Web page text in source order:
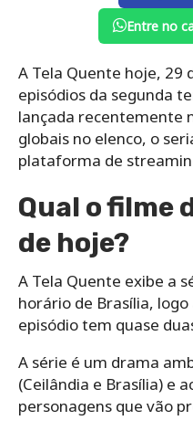
Entre no
A Tela Quente hoje, 29
episódios da segunda
lançada recentemente
globais no elenco, o
plataforma de
Qual o filme
de hoje?
A Tela Quente exibe a
horário de Brasília, logo
episódio tem quase
A série é um drama
(Ceilândia e Brasília) e
personagens que vão